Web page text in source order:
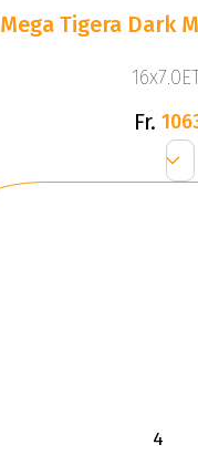
Mega Tigera Dark
Fr.